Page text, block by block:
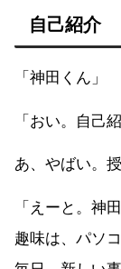
自己紹介
「神田くん」
「おい。自己
あ、やばい。
「えーと。
趣味は、パソコ